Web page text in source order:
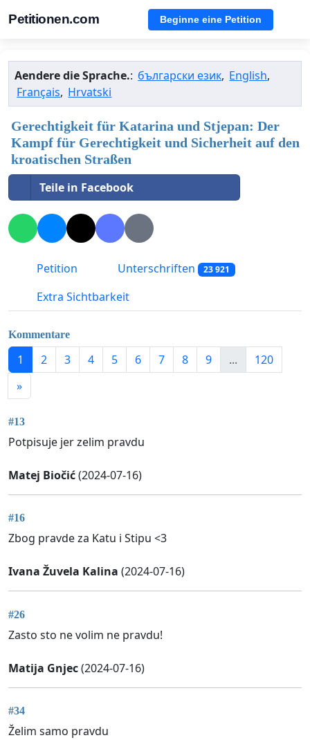
Petitionen.com Beginne eine Petition
Aendere die Sprache.: български език, English,
Français, Hrvatski
Gerechtigkeit für Katarina und Stjepan: Der
Kampf für Gerechtigkeit und Sicherheit auf den
kroatischen Straßen
Teile in Facebook
Petition Unterschriften 23 921
Extra Sichtbarkeit
Kommentare
1 2 3 4 5 6 7 8 9 ...
120
»
#13
Potpisuje jer zelim pravdu
Matej Biočić(2024-07-16)
#16
Zbog pravde za Katu i Stipu <3
Ivana Žuvela Kalina (2024-07-16)
#26
Zasto sto ne volim ne pravdu!
Matija Gnjec(2024-07-16)
#34
Želim samo pravdu